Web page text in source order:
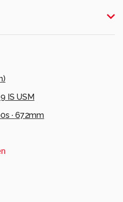
)
IS USM
· 672mm